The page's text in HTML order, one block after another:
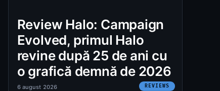
Review Halo: Campaign
Evolved, primul Halo
revine după 25 de ani cu
o grafică demnă de 2026
REVIEWS
6 august 2026